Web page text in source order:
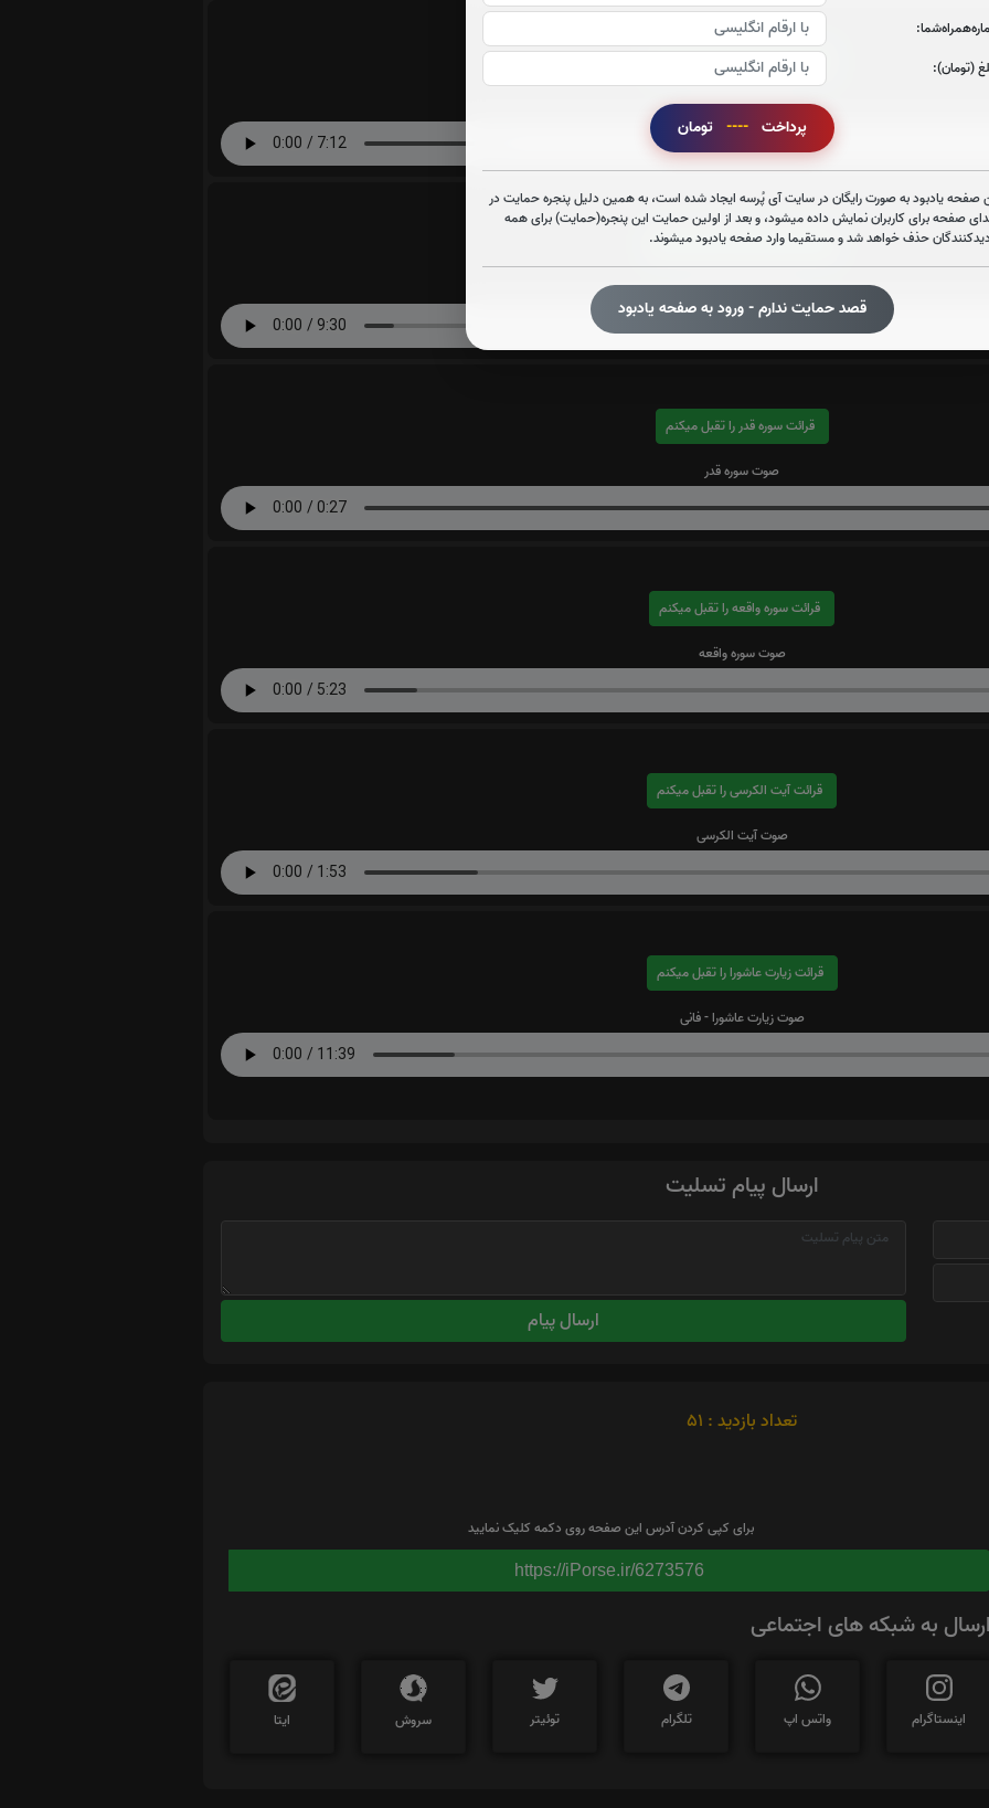
(تومان):
پرداخت ---- تومان
صفحه یادبود به صورت رایگان در سایت آی پُرسه ایجاد شده است، به همین دلیل پنجره حمایت در
صفحه برای کاربران نمایش داده میشود، و بعد از اولین حمایت این پنجره(حمایت) برای همه
حذف خواهد شد و مستقیما وارد صفحه یادبود میشوند.
قصد حمایت ندارم - ورود به صفحه یادبود
قرائت سوره دخان را تقبل میکنم
صوت سوره دخان
قرائت سوره یاسین را تقبل میکنم
صوت سوره یاسین
قرائت سوره قدر را تقبل میکنم
صوت سوره قدر
قرائت سوره واقعه را تقبل میکنم
صوت سوره واقعه
قرائت آیت الکرسی را تقبل میکنم
صوت آیت الکرسی
قرائت زیارت عاشورا را تقبل میکنم
صوت زیارت عاشورا - فانی
ارسال پیام تسلیت
ارسال پیام
تعداد بازدید : 51
برای کپی کردن آدرس این صفحه روی دکمه کلیک نمایید
https://iPorse.ir/6273576
ارسال به شبکه های اجتماعی
اینستاگرام واتس اپ تلگرام توئیتر سروش ایتا